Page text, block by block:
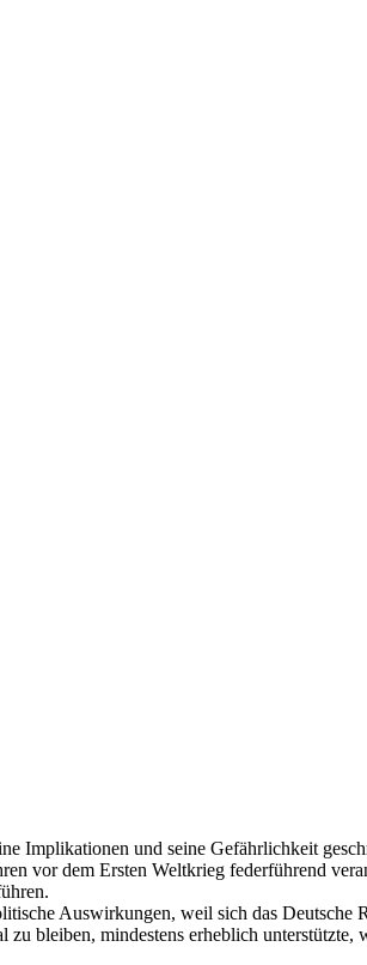
Implikationen und seine Gefährlichkeit
vor dem Ersten Weltkrieg federführend
Auswirkungen, weil sich das
bleiben, mindestens erheblich